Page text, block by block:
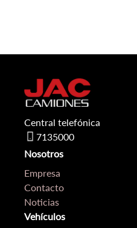
Central telefónica
7135000
Nosotros
Empresa
Contacto
Noticias
Vehículos